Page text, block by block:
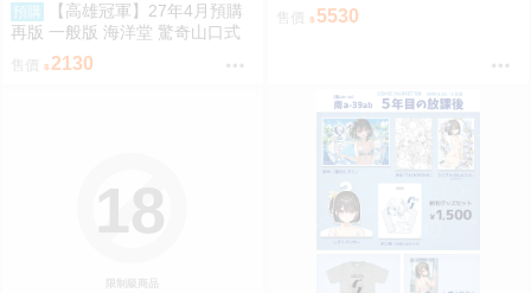
預購
【高雄冠軍】27年4月預購
再版 一般版 海洋堂 驚奇山口式
黑色戰衣蜘蛛人 共生體蜘蛛人 免
訂金0928
售價 2130
售價 5530
限制級商品
18